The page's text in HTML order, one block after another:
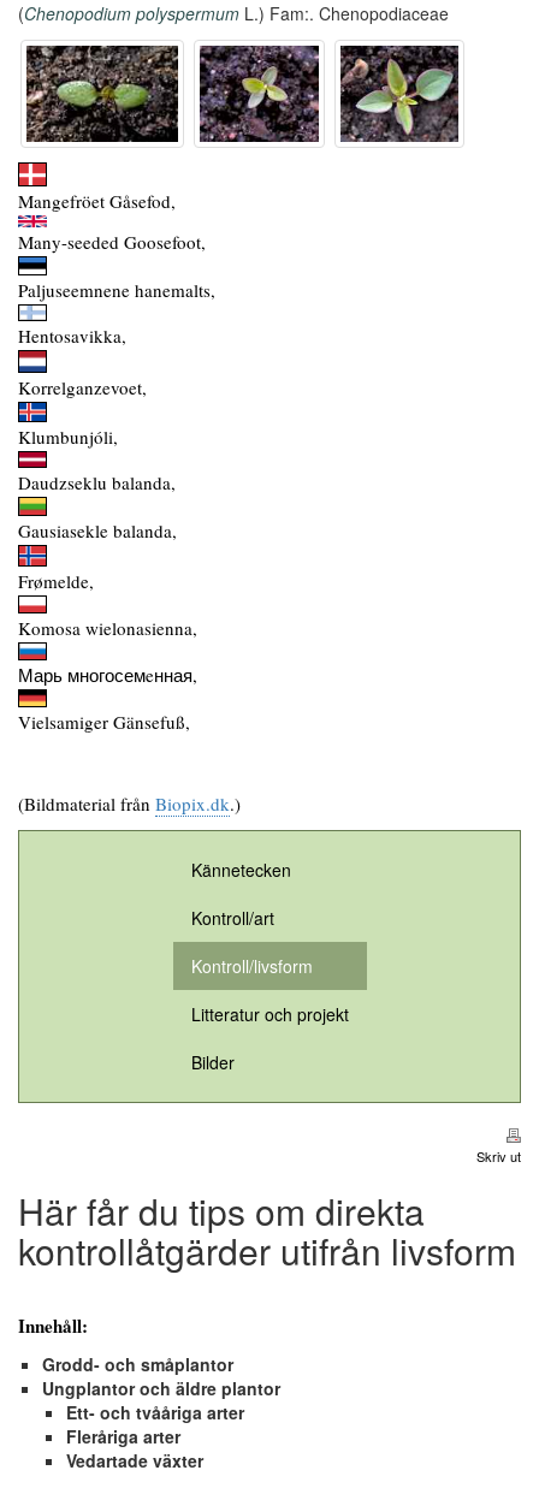
(Chenopodium polyspermum L.) Fam:. Chenopodiaceae
Mangefröet Gåsefod,
Many-seeded Goosefoot,
Paljuseemnene hanemalts,
Hentosavikka,
Korrelganzevoet,
Klumbunjóli,
Daudzseklu balanda,
Gausiasekle balanda,
Frømelde,
Komosa wielonasienna,
Марь многосемeнная,
Vielsamiger Gänsefuß,
(Bildmaterial från Biopix.dk.)
Kännetecken
Kontroll/art
Kontroll/livsform
Litteratur och projekt
Bilder
Skriv ut
Här får du tips om direkta
kontrollåtgärder utifrån livsform
Innehåll:
Grodd- och småplantor
Ungplantor och äldre plantor
Ett- och tvååriga arter
Fleråriga arter
Vedartade växter